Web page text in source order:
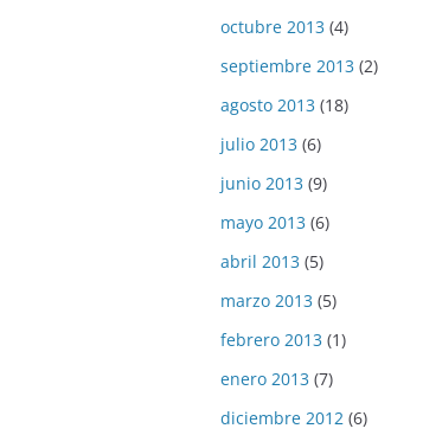
octubre 2013 (4)
septiembre 2013 (2)
agosto 2013 (18)
julio 2013 (6)
junio 2013 (9)
mayo 2013 (6)
abril 2013 (5)
marzo 2013 (5)
febrero 2013 (1)
enero 2013 (7)
diciembre 2012 (6)